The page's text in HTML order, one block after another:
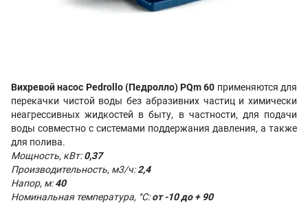
Вихревой насос Pedrollo (Педролло) PQm 60 применяются для
перекачки чистой воды без абразивних частиц и химически
неагрессивных жидкостей в быту, в частности, для подачи
воды совместно с системами поддержания давления, а также
для полива.
Мощность, кВт:0,37
Производительность, м3/ч:2,4
Напор, м:40
Номинальная температура, °С:от -10 до + 90